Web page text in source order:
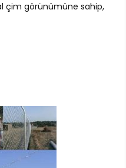
çim görünümüne sahip,